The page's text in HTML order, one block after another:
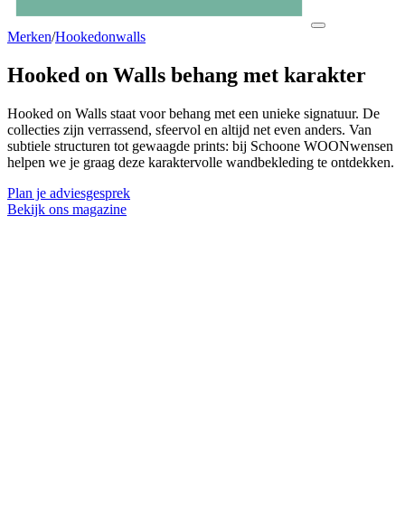
Merken/Hookedonwalls
Hooked on Walls behang met karakter
Hooked on Walls staat voor behang met een unieke signatuur. De
collecties zijn verrassend, sfeervol en altijd net even anders. Van
subtiele structuren tot gewaagde prints: bij Schoone WOONwensen
helpen we je graag deze karaktervolle wandbekleding te ontdekken.
Plan je adviesgesprek
Bekijk ons magazine